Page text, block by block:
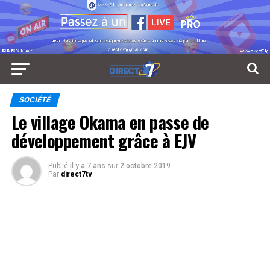
SOCIÉTÉ
Le village Okama en passe de
développement grâce à EJV
Publié il y a 7 ans sur 2 octobre 2019
Par direct7tv